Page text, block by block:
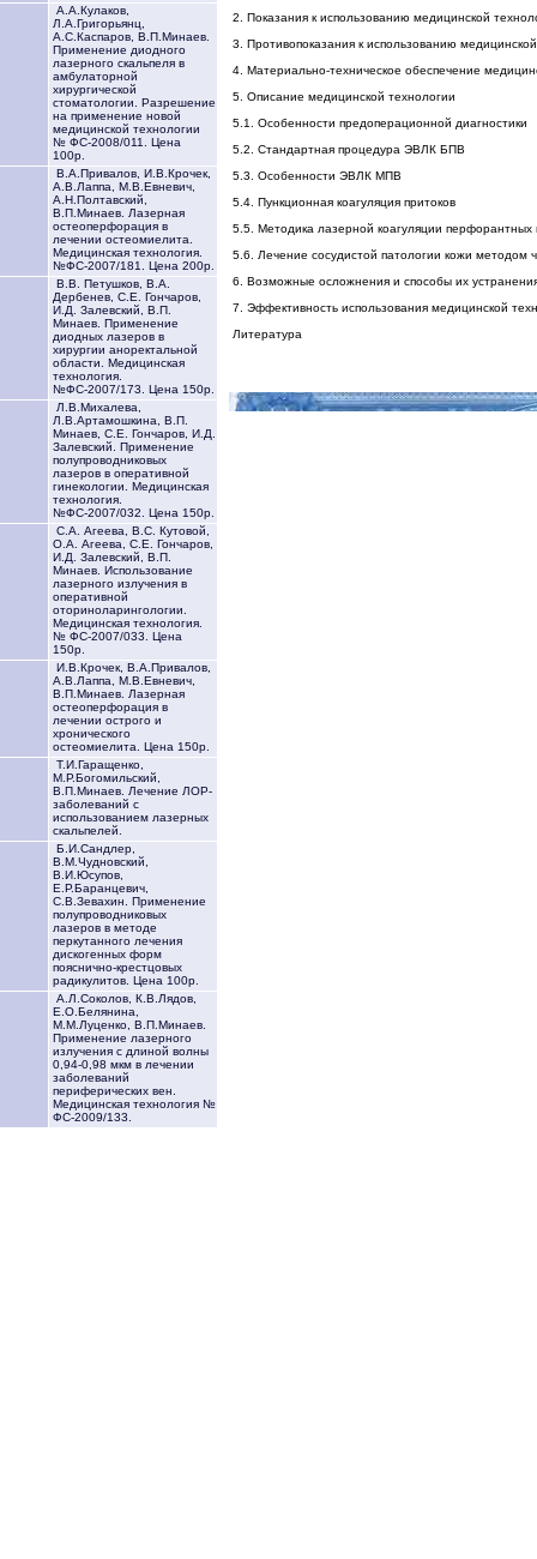
А.А.Кулаков,
Л.А.Григорьянц,
А.С.Каспаров, В.П.Минаев.
Применение диодного
лазерного скальпеля в
амбулаторной
хирургической
стоматологии. Разрешение
на применение новой
медицинской технологии
№ ФС-2008/011. Цена
100р.
В.А.Привалов, И.В.Крочек,
А.В.Лаппа, М.В.Евневич,
А.Н.Полтавский,
В.П.Минаев. Лазерная
остеоперфорация в
лечении остеомиелита.
Медицинская технология.
№ФС-2007/181. Цена 200р.
В.В. Петушков, В.А.
Дербенев, С.Е. Гончаров,
И.Д. Залевский, В.П.
Минаев. Применение
диодных лазеров в
хирургии аноректальной
области. Медицинская
технология.
№ФС-2007/173. Цена 150р.
Л.В.Михалева,
Л.В.Артамошкина, В.П.
Минаев, С.Е. Гончаров, И.Д.
Залевский. Применение
полупроводниковых
лазеров в оперативной
гинекологии. Медицинская
технология.
№ФС-2007/032. Цена 150р.
С.А. Агеева, В.С. Кутовой,
О.А. Агеева, С.Е. Гончаров,
И.Д. Залевский, В.П.
Минаев. Использование
лазерного излучения в
оперативной
оториноларингологии.
Медицинская технология.
№ ФС-2007/033. Цена
150р.
И.В.Крочек, В.А.Привалов,
А.В.Лаппа, М.В.Евневич,
В.П.Минаев. Лазерная
остеоперфорация в
лечении острого и
хронического
остеомиелита. Цена 150р.
Т.И.Гаращенко,
М.Р.Богомильский,
В.П.Минаев. Лечение ЛОР-
заболеваний с
использованием лазерных
скальпелей.
Б.И.Сандлер,
В.М.Чудновский,
В.И.Юсупов,
Е.Р.Баранцевич,
С.В.Зевахин. Применение
полупроводниковых
лазеров в методе
перкутанного лечения
дискогенных форм
пояснично-крестцовых
радикулитов. Цена 100р.
А.Л.Соколов, К.В.Лядов,
Е.О.Белянина,
М.М.Луценко, В.П.Минаев.
Применение лазерного
излучения с длиной волны
0,94-0,98 мкм в лечении
заболеваний
периферических вен.
Медицинская технология №
ФС-2009/133.
2. Показания к использованию медицинской
3. Противопоказания к использованию
4. Материально-техническое обеспечение
5. Описание медицинской технологии
5.1. Особенности предоперационной диагностики
5.2. Стандартная процедура ЭВЛК БПВ
5.3. Особенности ЭВЛК МПВ
5.4. Пункционная коагуляция притоков
5.5. Методика лазерной коагуляции перфорантных
5.6. Лечение сосудистой патологии кожи методом
6. Возможные осложнения и способы их
7. Эффективность использования медицинской
Литература